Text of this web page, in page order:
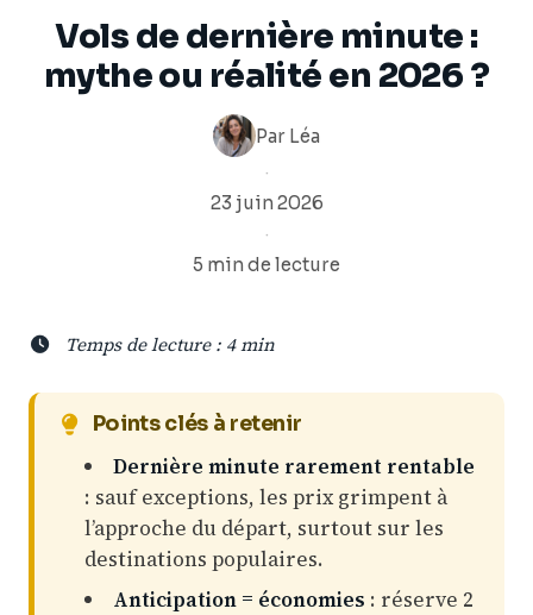
Vols de dernière minute :
mythe ou réalité en 2026 ?
Par Léa
·
23 juin 2026
·
5 min de lecture
Temps de lecture : 4 min
Points clés à retenir
Dernière minute rarement rentable
: sauf exceptions, les prix grimpent à
l’approche du départ, surtout sur les
destinations populaires.
Anticipation = économies : réserve 2